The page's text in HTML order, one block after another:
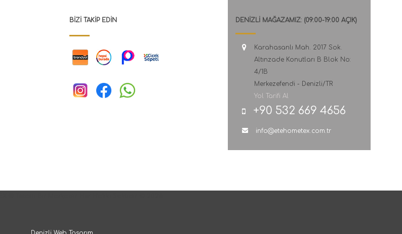
BIZI TAKIP EDIN DENİZLİ MAĞAZAMIZ: (09:00-19:00 AÇIK)
Karahasanlı Mah. 2017 Sok.
Altınzade Konutları B Blok No:
4/1B
Merkezefendi - Denizli/TR
Yol Tarifi Al
+90 532 669 4656
info@etehometex.com.tr